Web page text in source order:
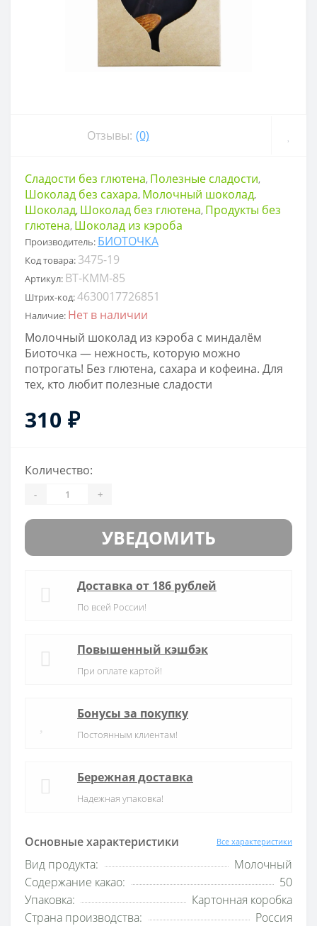
Отзывы: (0)
Сладости без глютена, Полезные сладости,
Шоколад без сахара, Молочный шоколад,
Шоколад, Шоколад без глютена, Продукты без
глютена, Шоколад из кэроба
Производитель: БИОТОЧКА
Код товара: 3475-19
Артикул: BT-KMM-85
Штрих-код:4630017726851
Наличие: Нет в наличии
Молочный шоколад из кэроба с миндалём
Биоточка — нежность, которую можно
потрогать! Без глютена, сахара и кофеина. Для
тех, кто любит полезные сладости
310 ₽
Основные характеристики Все характеристики
Вид продукта:
Молочный
Содержание какао:
50
Упаковка:
Картонная коробка
Страна производства:
Россия
Количество:
- +
УВЕДОМИТЬ
Доставка от 186 рублей
По всей России!
Повышенный кэшбэк
При оплате картой!
Бонусы за покупку
Постоянным клиентам!
Бережная доставка
Надежная упаковка!